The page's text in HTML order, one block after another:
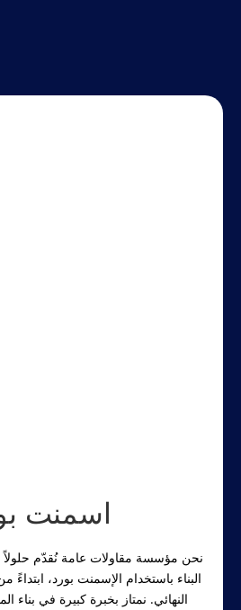
اسمنت
نحن مؤسسة مقاولات عامة نُقدّم
البناء باستخدام الإسمنت بورد،
النهائي. نمتاز بخبرة كبيرة في بناء